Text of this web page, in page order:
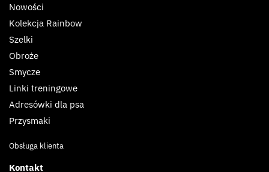
Nowości
Kolekcja Rainbow
Szelki
Obroże
Smycze
Linki treningowe
Adresówki dla psa
Przysmaki
Obsługa klienta
Kontakt